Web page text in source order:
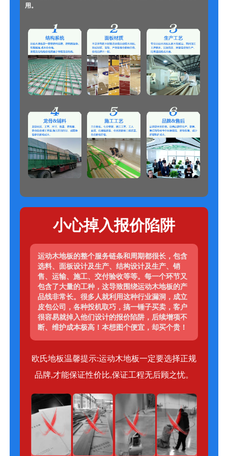
用。
小心掉入报价陷阱
运动木地板的整个服务链条和周期都很长，包含
选料、面板设计及生产、结构设计及生产、销
售、运输、施工、交付验收等等。每一个环节又
包含了大量的工种，这导致围绕运动木地板的产
品线非常长。很多人就利用这种行业漏洞，成立
皮包公司，各种投机取巧，搞一锤子买卖，客户
很容易就掉入他们设计的报价陷阱，后续增项不
断、维护成本极高！本想图个便宜，却买个贵！
欧氏地板温馨提示:运动木地板一定要选择正规
品牌,才能保证性价比,保证工程无后顾之忧。